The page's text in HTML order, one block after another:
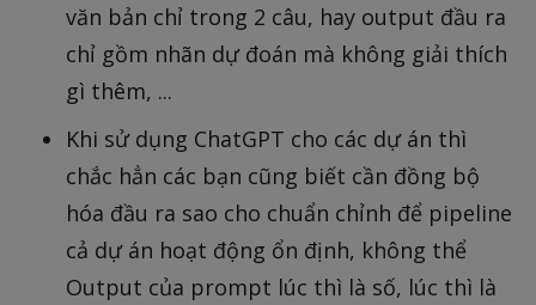
văn bản chỉ trong 2 câu, hay output đầu ra
chỉ gồm nhãn dự đoán mà không giải thích
gì thêm, ...
Khi sử dụng ChatGPT cho các dự án thì
chắc hẳn các bạn cũng biết cần đồng bộ
hóa đầu ra sao cho chuẩn chỉnh để pipeline
cả dự án hoạt động ổn định, không thể
Output của prompt lúc thì là số, lúc thì là